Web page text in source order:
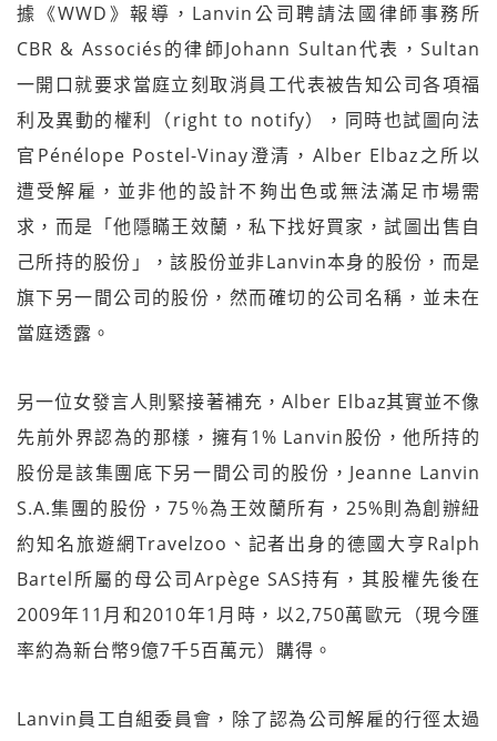
據《WWD》報導，Lanvin公司聘請法國律師事務所
CBR & Associés的律師Johann Sultan代表，Sultan
一開口就要求當庭立刻取消員工代表被告知公司各項福
利及異動的權利（right to notify），同時也試圖向法
官Pénélope Postel-Vinay澄清，Alber Elbaz之所以
遭受解雇，並非他的設計不夠出色或無法滿足市場需
求，而是「他隱瞞王效蘭，私下找好買家，試圖出售自
己所持的股份」，該股份並非Lanvin本身的股份，而是
旗下另一間公司的股份，然而確切的公司名稱，並未在
當庭透露。
另一位女發言人則緊接著補充，Alber Elbaz其實並不像
先前外界認為的那樣，擁有1% Lanvin股份，他所持的
股份是該集團底下另一間公司的股份，Jeanne Lanvin
S.A.集團的股份，75％為王效蘭所有，25%則為創辦紐
約知名旅遊網Travelzoo、記者出身的德國大亨Ralph
Bartel所屬的母公司Arpège SAS持有，其股權先後在
2009年11月和2010年1月時，以2,750萬歐元（現今匯
率約為新台幣9億7千5百萬元）購得。
Lanvin員工自組委員會，除了認為公司解雇的行徑太過